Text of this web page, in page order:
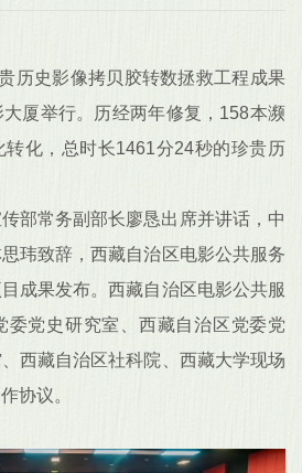
历史影像拷贝胶转数拯救工程成果
厦举行。历经两年修复，158本濒
化，总时长1461分24秒的珍贵历
部常务副部长廖恳出席并讲话，中
玮致辞，西藏自治区电影公共服务
成果发布。西藏自治区电影公共服
委党史研究室、西藏自治区党委党
西藏自治区社科院、西藏大学现场
协议。